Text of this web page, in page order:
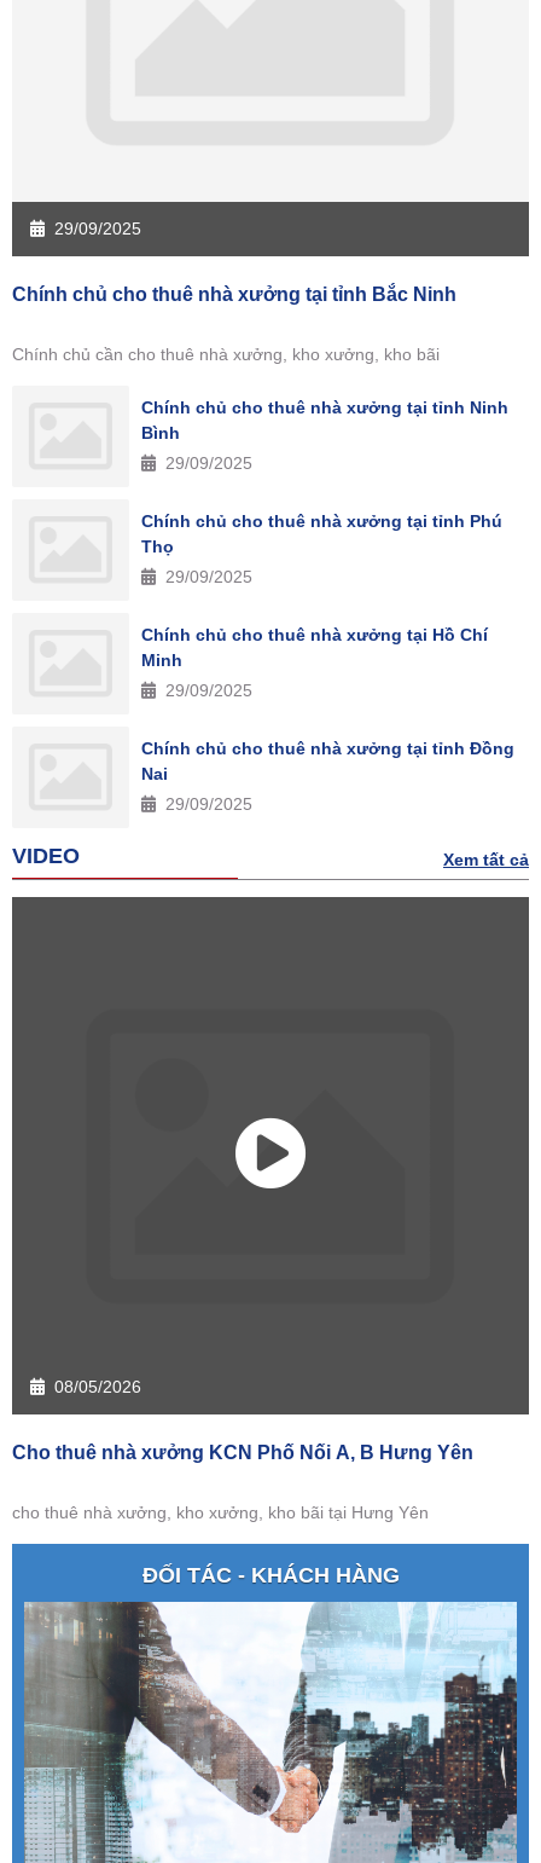
29/09/2025
Chính chủ cho thuê nhà xưởng tại tỉnh Bắc Ninh
Chính chủ cần cho thuê nhà xưởng, kho xưởng, kho bãi
Chính chủ cho thuê nhà xưởng tại tỉnh Ninh
Bình
29/09/2025
Chính chủ cho thuê nhà xưởng tại tỉnh Phú
Thọ
29/09/2025
Chính chủ cho thuê nhà xưởng tại Hồ Chí
Minh
29/09/2025
Chính chủ cho thuê nhà xưởng tại tỉnh Đồng
Nai
29/09/2025
VIDEO Xem tất cả
08/05/2026
Cho thuê nhà xưởng KCN Phố Nối A, B Hưng Yên
cho thuê nhà xưởng, kho xưởng, kho bãi tại Hưng Yên
ĐỐI TÁC - KHÁCH HÀNG